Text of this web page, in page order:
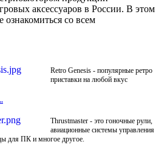
аксессуаров в России. В этом
ознакомиться со всем
Retro Genesis - популярные ретро
приставки на любой вкус
Thrustmaster - это гоночные рули,
авиационные системы управления
для ПК и многое другое.